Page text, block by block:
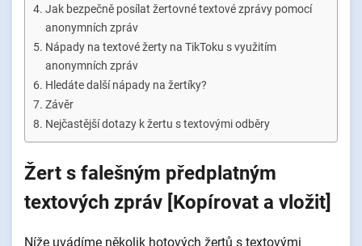
Jak bezpečně posílat žertovné textové zprávy pomocí
anonymních zpráv
Nápady na textové žerty na TikToku s využitím
anonymních zpráv
Hledáte další nápady na žertíky?
Závěr
Nejčastější dotazy k žertu s textovými odběry
Žert s falešným předplatným
textových zpráv [Kopírovat a vložit]
Níže uvádíme několik hotových žertů s textovými